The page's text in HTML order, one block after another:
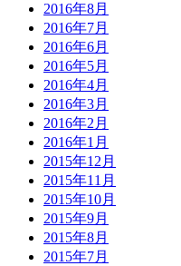
2016年8月
2016年7月
2016年6月
2016年5月
2016年4月
2016年3月
2016年2月
2016年1月
2015年12月
2015年11月
2015年10月
2015年9月
2015年8月
2015年7月